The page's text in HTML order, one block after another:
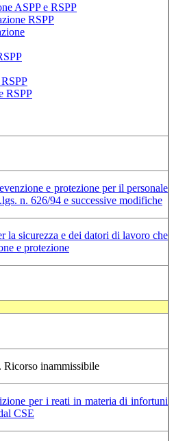
ASPP e RSPP
RSPP
RSPP
e protezione per il personale
n. 626/94 e successive modifiche
la sicurezza e dei datori di lavoro che
e protezione
Ricorso inammissibile
per i reati in materia di infortuni
CSE